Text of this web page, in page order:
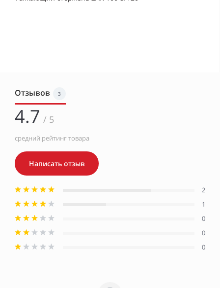
Отзывов 3
4.7 / 5
средний рейтинг товара
Написать отзыв
2
1
0
0
0